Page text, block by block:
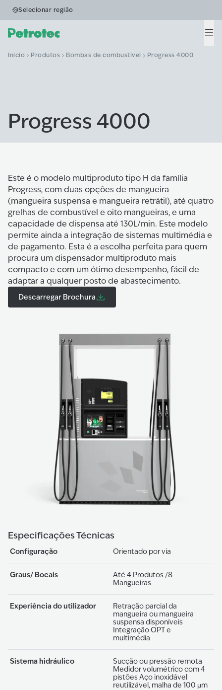
Selecionar região
Início Produtos Bombas de combustível Progress 4000
Progress 4000
Este é o modelo multiproduto tipo H da família
Progress, com duas opções de mangueira
(mangueira suspensa e mangueira retrátil), até quatro
grelhas de combustível e oito mangueiras, e uma
capacidade de dispensa até 130L/min. Este modelo
permite ainda a integração de sistemas multimédia e
de pagamento. Esta é a escolha perfeita para quem
procura um dispensador multiproduto mais
compacto e com um ótimo desempenho, fácil de
adaptar a qualquer posto de abastecimento.
Descarregar Brochura
Especificações Técnicas
Configuração Orientado por via
Graus/ Bocais
Até 4 Produtos /8
Mangueiras
Experiência do utilizador
Retração parcial da
mangueira ou mangueira
suspensa disponíveis
Integração OPT e
multimédia
Sistema hidráulico
Sucção ou pressão remota
Medidor volumétrico com 4
pistões Aço inoxidável
reutilizável, malha de 100 μm